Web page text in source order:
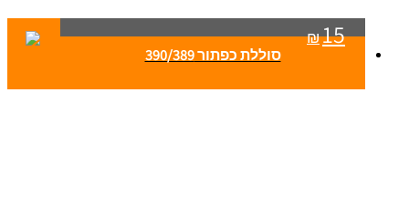
₪15
סוללת כפתור 390/389